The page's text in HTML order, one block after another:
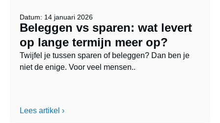
Datum: 14 januari 2026
Beleggen vs sparen: wat levert
op lange termijn meer op?
Twijfel je tussen sparen of beleggen? Dan ben je
niet de enige. Voor veel mensen..
Lees artikel ›